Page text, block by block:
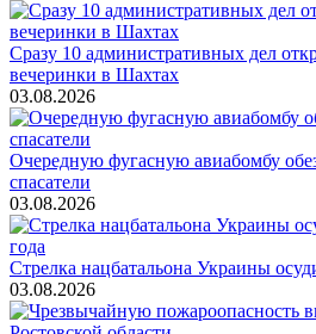
Сразу 10 административных дел
вечеринки в Шахтах
03.08.2026
Очередную фугасную авиабомбу
спасатели
03.08.2026
Стрелка нацбатальона Украины
03.08.2026